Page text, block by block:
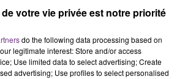
DE REIMS FERME
votre vie privée est notre priorité
do the following data processing based on
legitimate interest: Store and/or access
Use limited data to select advertising; Create
advertising; Use profiles to select personalised